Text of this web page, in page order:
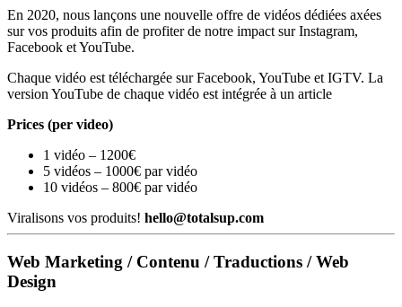
En 2020, nous lançons une nouvelle offre de vidéos dédiées axées
sur vos produits afin de profiter de notre impact sur Instagram,
Facebook et YouTube.
Chaque vidéo est téléchargée sur Facebook, YouTube et IGTV. La
version YouTube de chaque vidéo est intégrée à un article
Prices (per video)
1 vidéo – 1200€
5 vidéos – 1000€ par vidéo
10 vidéos – 800€ par vidéo
Viralisons vos produits! hello@totalsup.com
Web Marketing / Contenu / Traductions / Web
Design